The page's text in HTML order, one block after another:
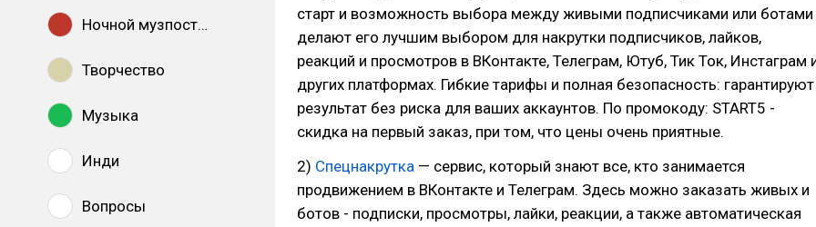
Ночной музпостинг
Творчество
Музыка
Инди
Вопросы
старт и возможность выбора между живыми подписчиками или ботами
делают его лучшим выбором для накрутки подписчиков, лайков,
реакций и просмотров в ВКонтакте, Телеграм, Ютуб, Тик Ток, Инстаграм
других платформах. Гибкие тарифы и полная безопасность: гарантируют
результат без риска для ваших аккаунтов. По промокоду: START5 -
скидка на первый заказ, при том, что цены очень приятные.
2) Спецнакрутка — сервис, который знают все, кто занимается
продвижением в ВКонтакте и Телеграм. Здесь можно заказать живых и
ботов - подписки, просмотры, лайки, реакции, а также автоматическая